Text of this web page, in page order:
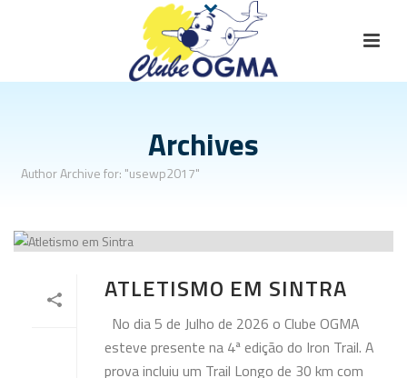
Archives
Author Archive for: "usewp2017"
ATLETISMO EM SINTRA
No dia 5 de Julho de 2026 o Clube OGMA
esteve presente na 4ª edição do Iron Trail. A
prova incluiu um Trail Longo de 30 km com